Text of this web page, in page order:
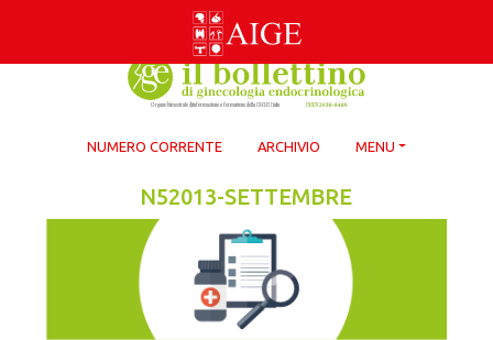
NUMERO CORRENTE ARCHIVIO MENU
N52013-SETTEMBRE